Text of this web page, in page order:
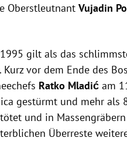
OberstleutnantVujadin
gilt als das
vor dem Ende des
Ratko Mladićam
gestürmt und mehr als
und in
Überreste